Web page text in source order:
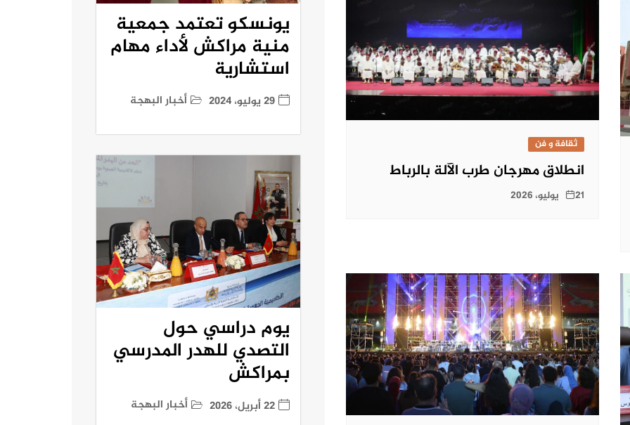
ثقافة و فن
انطلاق مهرجان طرب الآلة بالرباط
21 يوليو، 2026
يونسكو تعتمد جمعية
منية مراكش لأداء مهام
استشارية
29 يوليو، 2024 أخبار البهجة
يوم دراسي حول
التصدي للهدر المدرسي
بمراكش
22 أبريل، 2026 أخبار البهجة